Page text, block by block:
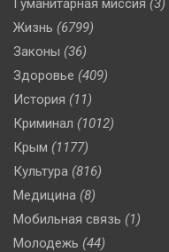
Гуманитарная миссия (3)
Жизнь (6799)
Законы (36)
Здоровье (409)
История (11)
Криминал (1012)
Крым (1177)
Культура (816)
Медицина (8)
Мобильная связь (1)
Молодежь (44)